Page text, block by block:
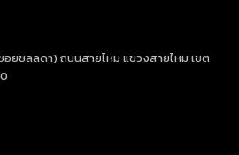
ยชลลดา) ถนนสายไหม แขวงสายไหม เขต